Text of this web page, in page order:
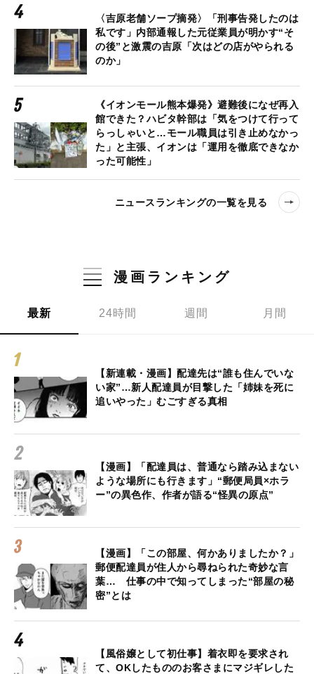
〈吉原老舗ソープ摘発〉「刑事告発したのは
私です」内部通報した元従業員が明かす“そ
の後”と激震の吉原「次はどの店がやられる
のか」
《イオンモール熊本爆発》避難後になぜ再入
館できた？ハビタ幹部は「気をつけて行って
らっしゃいと…モール職員は引き止めなかっ
た」と主張、イオンは「運用を徹底できなか
った可能性」
ニュースランキングの一覧を見る
漫画ランキング
最新 24時間 週間 月間
【新連載・漫画】配達先は“誰も住んでいな
い家”…新人配達員が目撃した「姉妹を死に
追いやった」むごすぎる真相
【漫画】「配達員は、普通なら踏み込まない
ような場所にも行きます」“郵便局員×ホラ
ー”の異色作、作者が語る“怪異の原点”
【漫画】「この部屋、何かありましたか？」
郵便配達員が住人から尋ねられた奇妙な言
葉… 仕事の中で知ってしまった“部屋の秘
密”とは
【風俗嬢として初仕事】着衣即を要求され
て、OKしたもののお客さまにマジギレした